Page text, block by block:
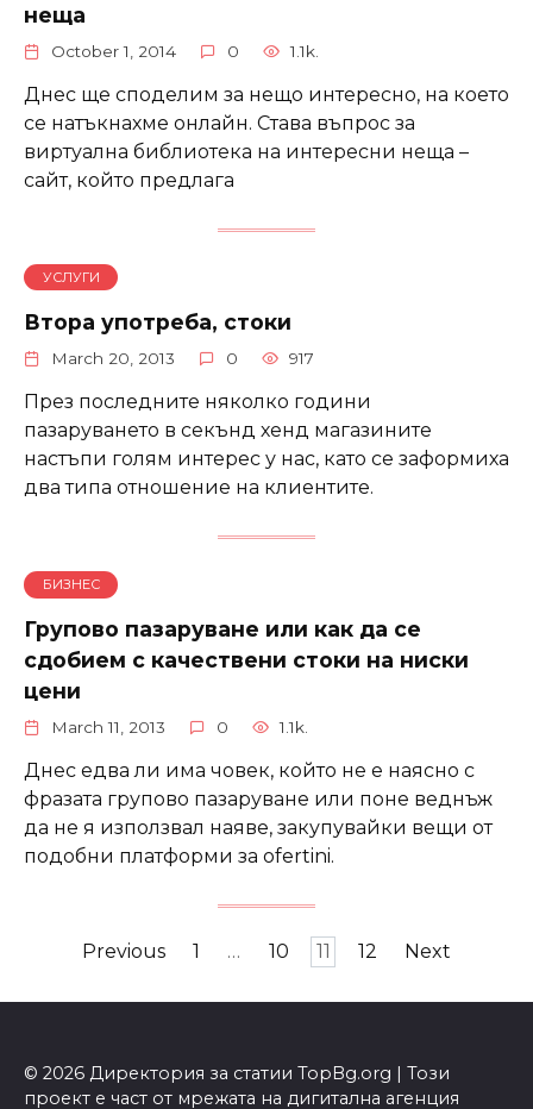
неща
October 1, 2014 0 1.1k.
Днес ще споделим за нещо интересно, на което
се натъкнахме онлайн. Става въпрос за
виртуална библиотека на интересни неща –
сайт, който предлага
УСЛУГИ
Втора употреба, стоки
March 20, 2013 0 917
През последните няколко години
пазаруването в секънд хенд магазините
настъпи голям интерес у нас, като се заформиха
два типа отношение на клиентите.
БИЗНЕС
Групово пазаруване или как да се
сдобием с качествени стоки на ниски
цени
March 11, 2013 0 1.1k.
Днес едва ли има човек, който не е наясно с
фразата групово пазаруване или поне веднъж
да не я използвал наяве, закупувайки вещи от
подобни платформи за ofertini.
Previous 1 … 10 11 12 Next
© 2026 Директория за статии TopBg.org | Този
проект е част от мрежата на дигитална агенция